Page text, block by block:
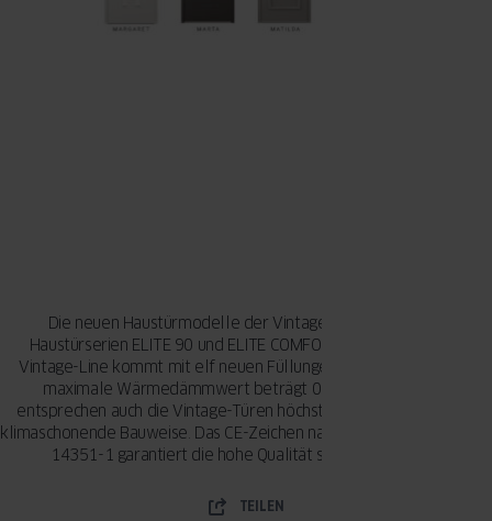
Die neuen Haustürmodelle der Vintage-Line sind für die
Haustürserien ELITE 90 und ELITE COMFORT 75 erhältlich. Die
Vintage-Line kommt mit elf neuen Füllungen auf den Markt. Der
maximale Wärmedämmwert beträgt 0,74 W/m2K. Damit
entsprechen auch die Vintage-Türen höchsten Anforderungen an
klimaschonende Bauweise. Das CE-Zeichen nach der Produktnorm EN
14351-1 garantiert die hohe Qualität sämtlicher Türen..
TEILEN